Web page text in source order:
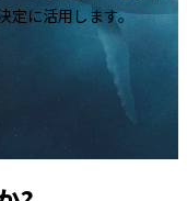
定に活用します。